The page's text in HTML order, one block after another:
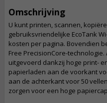
Omschrijving
U kunt printen, scannen,
gebruiksvriendelijke EcoTank
kosten per pagina. Bovendien
Free PrecisionCore-
uitgevoerd dankzij hoge print-
papierladen aan de voorkant
aan de achterkant voor 50
zorgen voor een hoge